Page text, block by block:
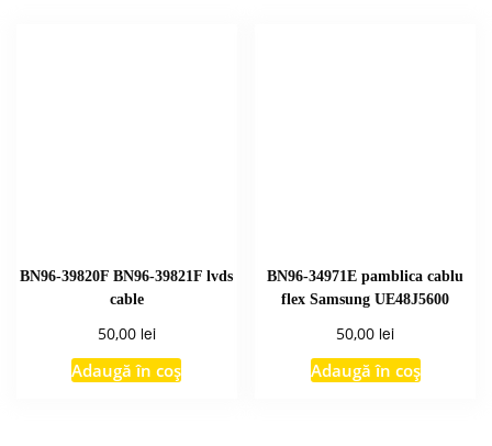
BN96-39820F BN96-39821F lvds
cable
50,00 lei
Adaugă în coș
BN96-34971E pamblica cablu
flex Samsung UE48J5600
50,00 lei
Adaugă în coș